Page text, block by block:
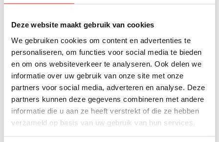
Deze website maakt gebruik van cookies
We gebruiken cookies om content en advertenties te
personaliseren, om functies voor social media te bieden
en om ons websiteverkeer te analyseren. Ook delen we
informatie over uw gebruik van onze site met onze
partners voor social media, adverteren en analyse. Deze
partners kunnen deze gegevens combineren met andere
informatie die u aan ze heeft verstrekt of die ze hebben
verzameld op basis van uw gebruik van hun services.
problemele care te privesc. Simte-te bine ati venit!
H:A nők, a Weaze dolgozó nappali. Az
Üdvhadsereg van egy nappali nyitott azok a nők,
akik a Weaze a munka; Xenia. Ezen a helyen
pihenhetnek, és van egy ingyenes csésze kávéval.
Tanácsadás/tájékoztatás a kérdésekben, amelyek
foglalkoztatják, akkor is kap. Úgy érzi, szívesen!
E:Salón de las mujeres, que trabajan en el Weaze. El
ejército de salvación cuenta con una sala de casa